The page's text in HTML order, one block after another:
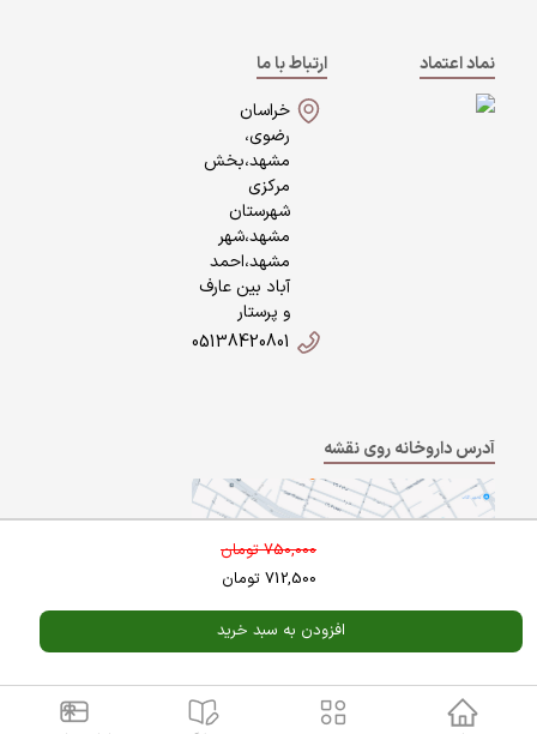
750,000 تومان
712,500 تومان
افزودن به سبد خرید
نماد اعتماد
ارتباط با ما
خراسان
رضوی،
مشهد،بخش
مرکزی
شهرستان
مشهد،شهر
مشهد،احمد
آباد بین عارف
و پرستار
05138420801
آدرس داروخانه روی نقشه
A Pluss
Powered By